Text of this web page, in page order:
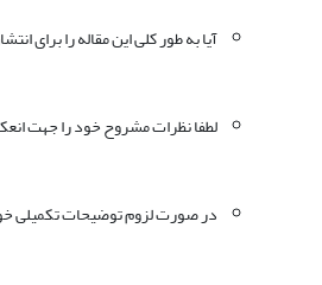
آیا به طور کلی این مقاله را برای
لطفا نظرات مشروح خود را جهت
در صورت لزوم توضیحات تکمیلی